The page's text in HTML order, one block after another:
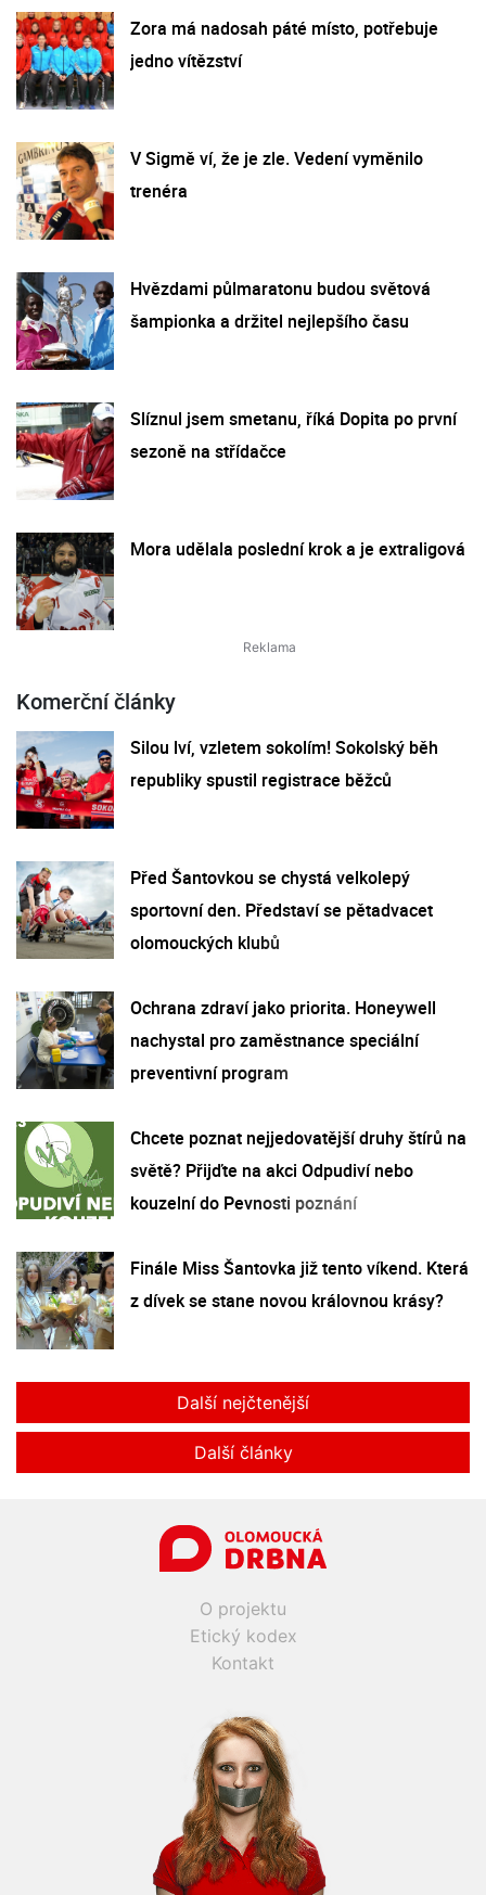
Zora má nadosah páté místo, potřebuje
jedno vítězství
V Sigmě ví, že je zle. Vedení vyměnilo
trenéra
Hvězdami půlmaratonu budou světová
šampionka a držitel nejlepšího času
Slíznul jsem smetanu, říká Dopita po první
sezoně na střídačce
Mora udělala poslední krok a je extraligová
Komerční články
Silou lví, vzletem sokolím! Sokolský běh
republiky spustil registrace běžců
Před Šantovkou se chystá velkolepý
sportovní den. Představí se pětadvacet
olomouckých klubů
Ochrana zdraví jako priorita. Honeywell
nachystal pro zaměstnance speciální
preventivní program
Chcete poznat nejjedovatější druhy štírů na
světě? Přijďte na akci Odpudiví nebo
kouzelní do Pevnosti poznání
Finále Miss Šantovka již tento víkend. Která
z dívek se stane novou královnou krásy?
Další nejčtenější
Další články
O projektu
Etický kodex
Kontakt